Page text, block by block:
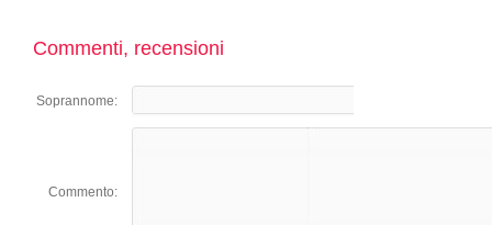
Commenti, recensioni
Soprannome:
Commento: